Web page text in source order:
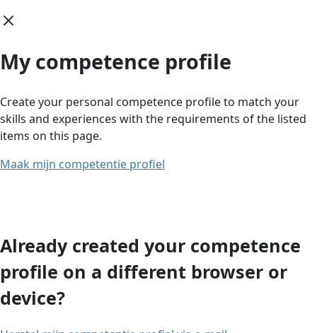
My competence profile
Create your personal competence profile to match your
skills and experiences with the requirements of the listed
items on this page.
Maak mijn competentie profiel
Already created your competence
profile on a different browser or
device?